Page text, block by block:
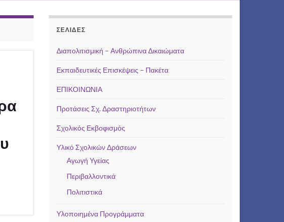
ΣΕΛΊΔΕΣ
Διαπολιτισμική – Ανθρώπινα Δικαιώματα
Εκπαιδευτικές Επισκέψεις – Πακέτα
ΕΠΙΚΟΙΝΩΝΙΑ
Προτάσεις Σχ. Δραστηριοτήτων
Σχολικός Εκβοφισμός
Υλικό Σχολικών Δράσεων
Αγωγή Υγείας
Περιβαλλοντικά
Πολιτιστικά
Υλοποιημένα Προγράμματα